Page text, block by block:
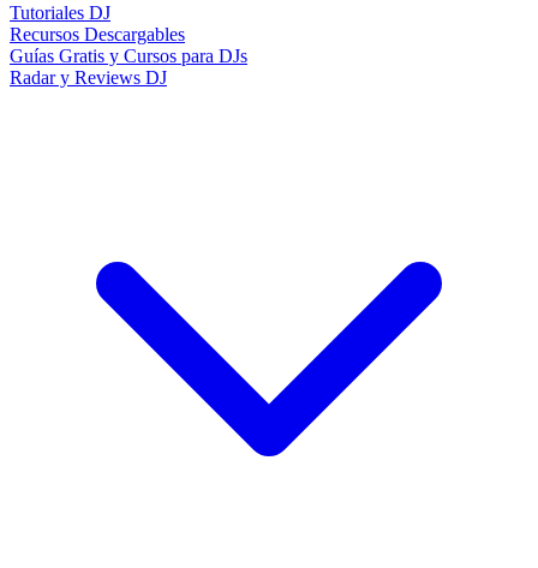
Tutoriales DJ
Recursos Descargables
Guías Gratis y Cursos para DJs
Radar y Reviews DJ